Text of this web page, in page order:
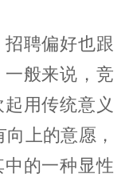
聘偏好也跟
般来说，竞
用传统意义
上的意愿，
的一种显性